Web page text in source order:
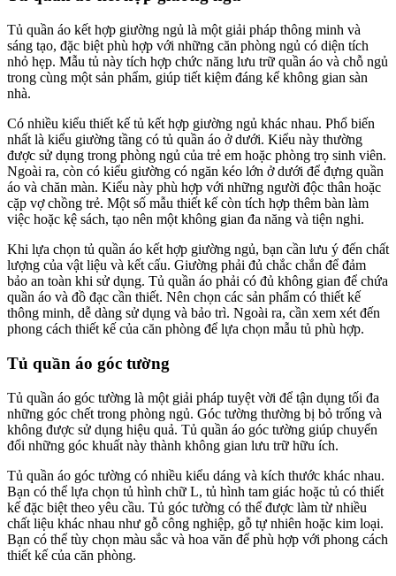
Tủ quần áo kết hợp giường ngủ là một giải pháp thông minh và
sáng tạo, đặc biệt phù hợp với những căn phòng ngủ có diện tích
nhỏ hẹp. Mẫu tủ này tích hợp chức năng lưu trữ quần áo và chỗ ngủ
trong cùng một sản phẩm, giúp tiết kiệm đáng kể không gian sàn
nhà.
Có nhiều kiểu thiết kế tủ kết hợp giường ngủ khác nhau. Phổ biến
nhất là kiểu giường tầng có tủ quần áo ở dưới. Kiểu này thường
được sử dụng trong phòng ngủ của trẻ em hoặc phòng trọ sinh viên.
Ngoài ra, còn có kiểu giường có ngăn kéo lớn ở dưới để đựng quần
áo và chăn màn. Kiểu này phù hợp với những người độc thân hoặc
cặp vợ chồng trẻ. Một số mẫu thiết kế còn tích hợp thêm bàn làm
việc hoặc kệ sách, tạo nên một không gian đa năng và tiện nghi.
Khi lựa chọn tủ quần áo kết hợp giường ngủ, bạn cần lưu ý đến chất
lượng của vật liệu và kết cấu. Giường phải đủ chắc chắn để đảm
bảo an toàn khi sử dụng. Tủ quần áo phải có đủ không gian để chứa
quần áo và đồ đạc cần thiết. Nên chọn các sản phẩm có thiết kế
thông minh, dễ dàng sử dụng và bảo trì. Ngoài ra, cần xem xét đến
phong cách thiết kế của căn phòng để lựa chọn mẫu tủ phù hợp.
Tủ quần áo góc tường
Tủ quần áo góc tường là một giải pháp tuyệt vời để tận dụng tối đa
những góc chết trong phòng ngủ. Góc tường thường bị bỏ trống và
không được sử dụng hiệu quả. Tủ quần áo góc tường giúp chuyển
đổi những góc khuất này thành không gian lưu trữ hữu ích.
Tủ quần áo góc tường có nhiều kiểu dáng và kích thước khác nhau.
Bạn có thể lựa chọn tủ hình chữ L, tủ hình tam giác hoặc tủ có thiết
kế đặc biệt theo yêu cầu. Tủ góc tường có thể được làm từ nhiều
chất liệu khác nhau như gỗ công nghiệp, gỗ tự nhiên hoặc kim loại.
Bạn có thể tùy chọn màu sắc và hoa văn để phù hợp với phong cách
thiết kế của căn phòng.